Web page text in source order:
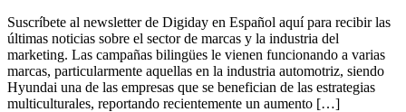
Suscríbete al newsletter de Digiday en Español aquí para recibir las
últimas noticias sobre el sector de marcas y la industria del
marketing. Las campañas bilingües le vienen funcionando a varias
marcas, particularmente aquellas en la industria automotriz, siendo
Hyundai una de las empresas que se benefician de las estrategias
multiculturales, reportando recientemente un aumento […]